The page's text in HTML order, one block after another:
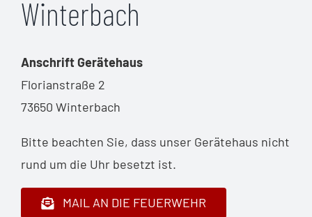
Winterbach
Anschrift Gerätehaus
Florianstraße 2
73650 Winterbach
Bitte beachten Sie, dass unser Gerätehaus nicht
rund um die Uhr besetzt ist.
MAIL AN DIE FEUERWEHR